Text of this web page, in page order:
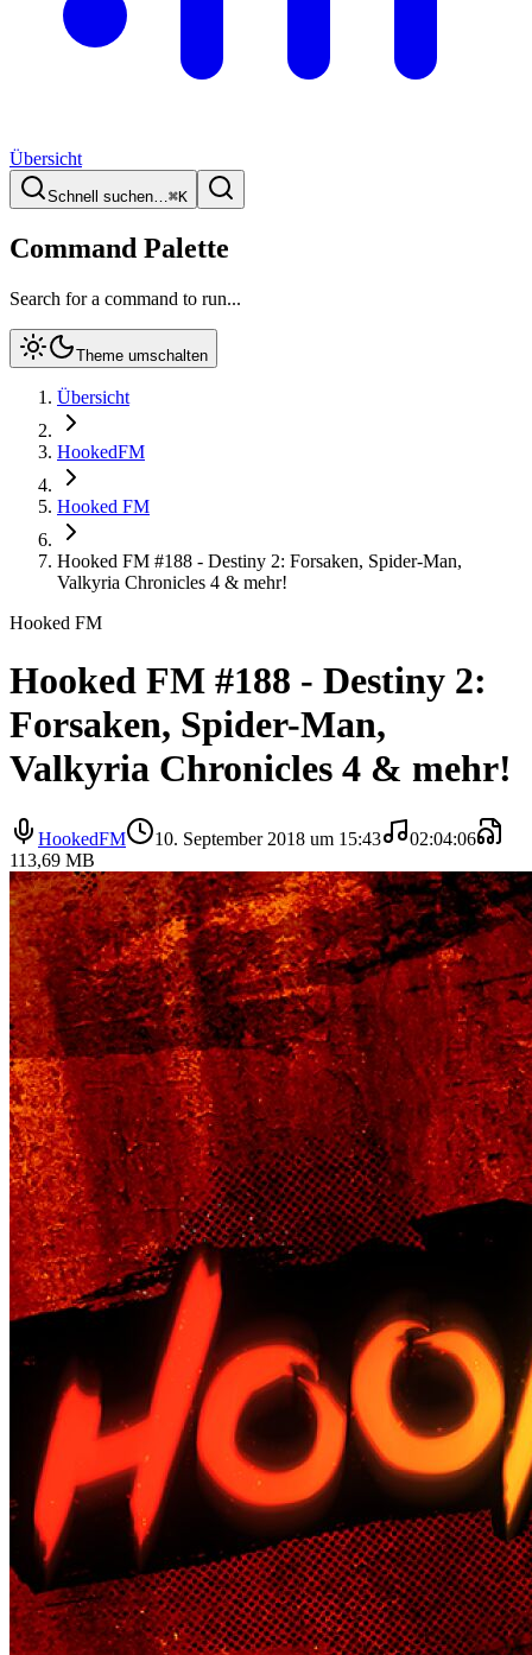
Übersicht
Schnell suchen…⌘K
Command Palette
Search for a command to run...
Theme umschalten
Übersicht
HookedFM
Hooked FM
Hooked FM #188 - Destiny 2: Forsaken, Spider-Man,
Valkyria Chronicles 4 & mehr!
Hooked FM
Hooked FM #188 - Destiny 2:
Forsaken, Spider-Man,
Valkyria Chronicles 4 & mehr!
HookedFM 10. September 2018 um 15:43
02:04:06
113,69 MB